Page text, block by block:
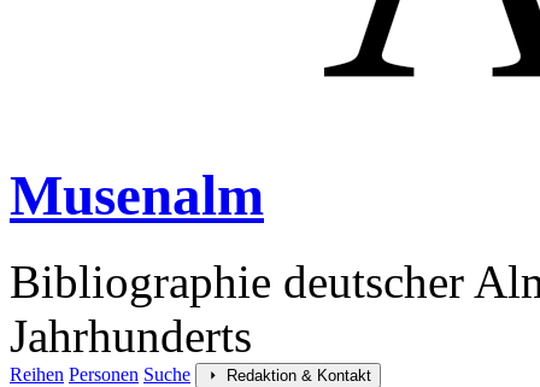
Musenalm
Bibliographie deutscher
Jahrhunderts
Reihen Personen Suche Redaktion & Kontakt